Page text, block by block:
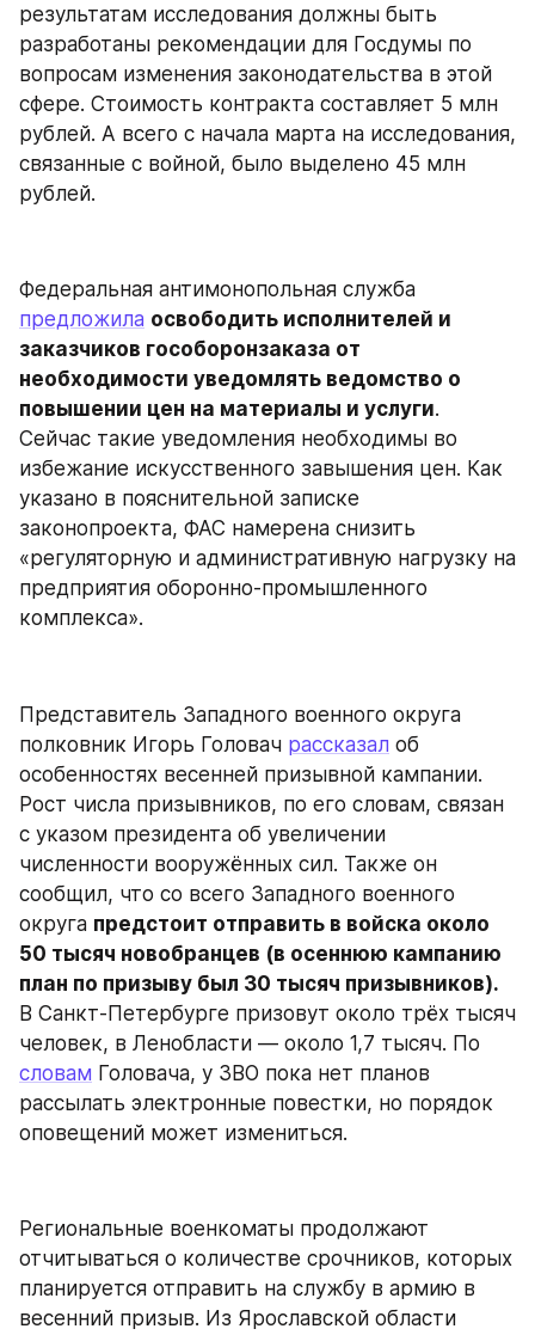
результатам исследования должны быть
разработаны рекомендации для Госдумы по
вопросам изменения законодательства в этой
сфере. Стоимость контракта составляет 5 млн
рублей. А всего с начала марта на исследования,
связанные с войной, было выделено 45 млн
рублей.
предложила освободить исполнителей и
заказчиков гособоронзаказа от
необходимости уведомлять ведомство о
повышении цен на материалы и услуги.
Сейчас такие уведомления необходимы во
избежание искусственного завышения цен. Как
указано в пояснительной записке
законопроекта, ФАС намерена снизить
«регуляторную и административную нагрузку на
предприятия оборонно-промышленного
комплекса».
Представитель Западного военного округа
полковник Игорь Головач рассказал об
особенностях весенней призывной кампании.
Рост числа призывников, по его словам, связан
с указом президента об увеличении
численности вооружённых сил. Также он
сообщил, что со всего Западного военного
округа предстоит отправить в войска около
50 тысяч новобранцев (в осеннюю кампанию
план по призыву был 30 тысяч призывников).
В Санкт-Петербурге призовут около трёх тысяч
словам Головача, у ЗВО пока нет планов
рассылать электронные повестки, но порядок
оповещений может измениться.
Региональные военкоматы продолжают
отчитываться о количестве срочников, которых
планируется отправить на службу в армию в
весенний призыв. Из Ярославской области